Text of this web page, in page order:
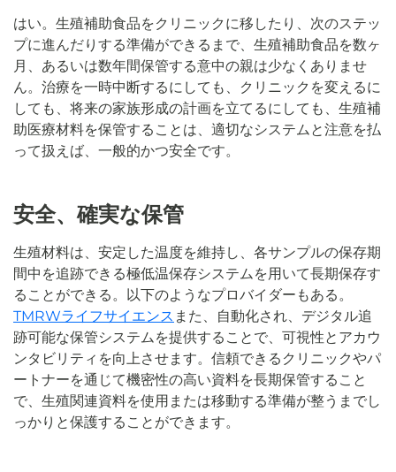
はい。生殖補助食品をクリニックに移したり、次のステッ
プに進んだりする準備ができるまで、生殖補助食品を数ヶ
月、あるいは数年間保管する意中の親は少なくありませ
ん。治療を一時中断するにしても、クリニックを変えるに
しても、将来の家族形成の計画を立てるにしても、生殖補
助医療材料を保管することは、適切なシステムと注意を払
って扱えば、一般的かつ安全です。
安全、確実な保管
生殖材料は、安定した温度を維持し、各サンプルの保存期
間中を追跡できる極低温保存システムを用いて長期保存す
ることができる。以下のようなプロバイダーもある。
TMRWライフサイエンス また、自動化され、デジタル追
跡可能な保管システムを提供することで、可視性とアカウ
ンタビリティを向上させます。信頼できるクリニックやパ
ートナーを通じて機密性の高い資料を長期保管すること
で、生殖関連資料を使用または移動する準備が整うまでし
っかりと保護することができます。